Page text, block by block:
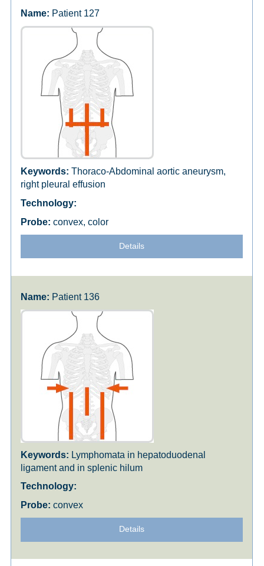
Patient 127
Thoraco-Abdominal aortic aneurysm,
right pleural effusion
convex, color
Details
Patient 136
Lymphomata in hepatoduodenal
ligament and in splenic hilum
convex
Details